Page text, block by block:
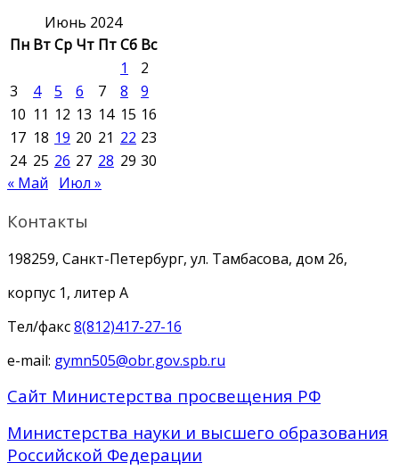
Июнь 2024
Пн ВтСр Чт ПтСб Вс
1
2
3
4 5 6 7 8
9
10 11 12 13 14 15 16
17 18 19 20 21 22 23
24 25 26 27 28 29 30
« Май
Июл »
Контакты
198259, Санкт-Петербург, ул. Тамбасова, дом 26,
корпус 1, литер А
Тел/факс8(812)417-27-16
e-mail: gymn505@obr.gov.spb.ru
Сайт Министерства просвещения РФ
Министерства науки и высшего образования
Российской Федерации